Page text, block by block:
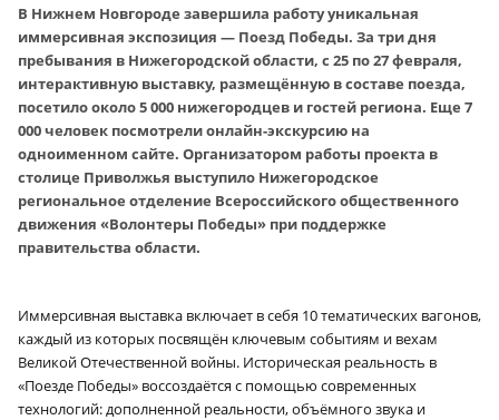
В Нижнем Новгороде завершила работу уникальная
иммерсивная экспозиция — Поезд Победы. За три дня
пребывания в Нижегородской области, с 25 по 27 февраля,
интерактивную выставку, размещённую в составе поезда,
посетило около 5 000 нижегородцев и гостей региона. Еще 7
000 человек посмотрели онлайн-экскурсию на
одноименном сайте. Организатором работы проекта в
столице Приволжья выступило Нижегородское
региональное отделение Всероссийского общественного
движения «Волонтеры Победы» при поддержке
правительства области.
Иммерсивная выставка включает в себя 10 тематических вагонов,
каждый из которых посвящён ключевым событиям и вехам
Великой Отечественной войны. Историческая реальность в
«Поезде Победы» воссоздаётся с помощью современных
технологий: дополненной реальности, объёмного звука и